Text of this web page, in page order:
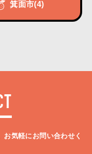
箕面市(4)
気軽にお問い合わせく